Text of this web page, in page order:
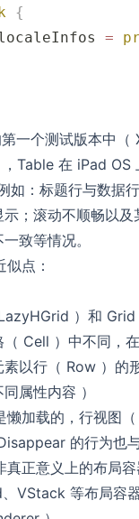
{
=
一个测试版本中（
Table 在 iPad OS
如：标题行与数据
；滚动不顺畅以及
致等情况。
点：
）和 Grid
Cell ）中不同，
以行（ Row ）的
属性内容 ）
懒加载的，行视图
的行为也
正意义上的布局
VStack 等布局容